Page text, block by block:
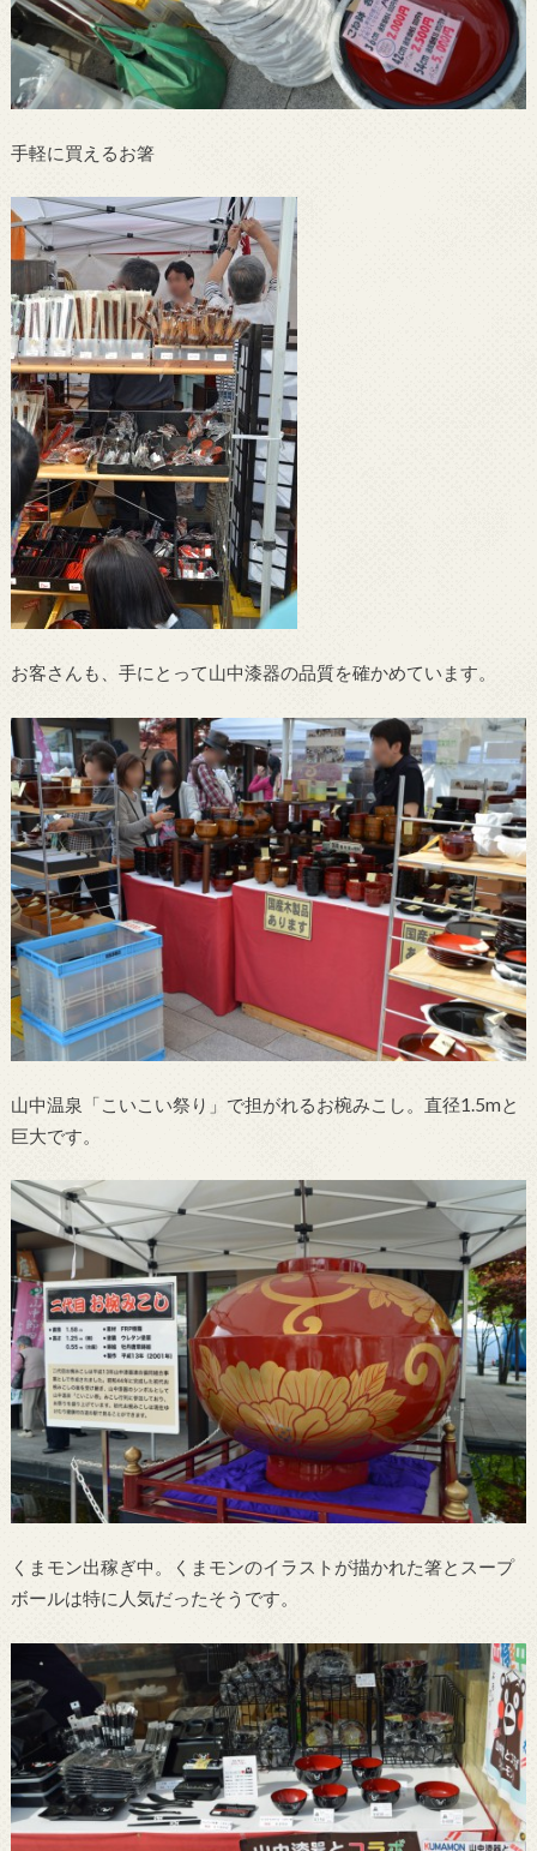
手軽に買えるお箸
お客さんも、手にとって山中漆器の品質を確かめています。
山中温泉「こいこい祭り」で担がれるお椀みこし。直径1.5mと
巨大です。
くまモン出稼ぎ中。くまモンのイラストが描かれた箸とスープ
ボールは特に人気だったそうです。